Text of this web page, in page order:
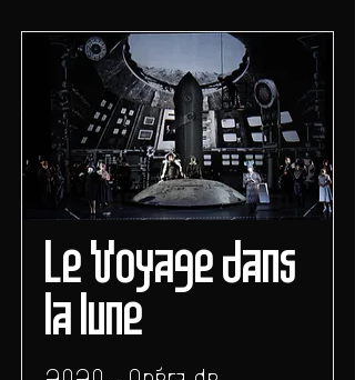
Le Voyage dans
la lune